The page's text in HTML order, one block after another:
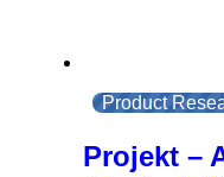
Product
Projekt –